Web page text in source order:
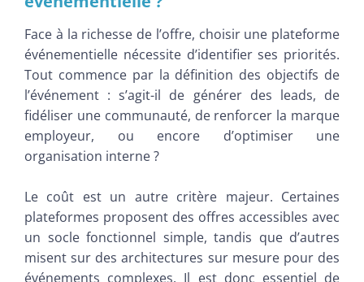
Face à la richesse de l’offre, choisir une plateforme
événementielle nécessite d’identifier ses priorités.
Tout commence par la définition des objectifs de
l’événement : s’agit-il de générer des leads, de
fidéliser une communauté, de renforcer la marque
employeur, ou encore d’optimiser une
organisation interne ?
Le coût est un autre critère majeur. Certaines
plateformes proposent des offres accessibles avec
un socle fonctionnel simple, tandis que d’autres
misent sur des architectures sur mesure pour des
événements complexes. Il est donc essentiel de